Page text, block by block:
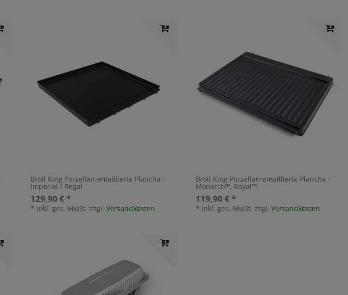
Broil King Porzellan-emaillierte Plancha -
Imperial / Regal
129,90 € *
* inkl. ges. MwSt. zzgl.Versandkosten
Broil King Porzellan-emaillierte Plancha -
Monarch™, Royal™
119,90 € *
* inkl. ges. MwSt. zzgl.Versandkosten